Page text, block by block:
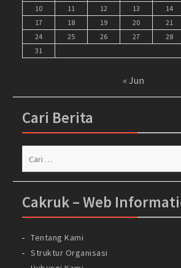
10
11 12 13 14
17
18 19 20 21
24
25 26 27 28
31
« Jun
Cari Berita
Cakruk – Web
Tentang Kami
Struktur Organisasi